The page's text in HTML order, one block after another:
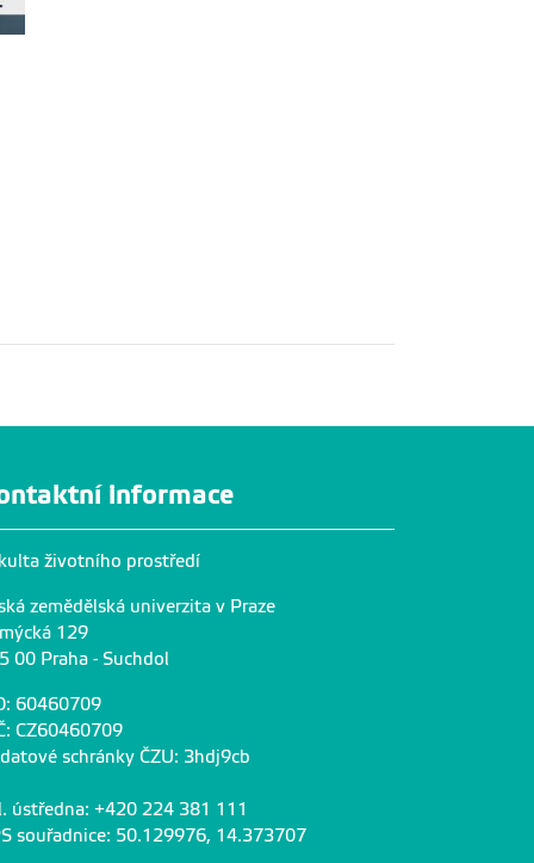
informace
životního prostředí
zemědělská univerzita v Praze
129
00 Praha - Suchdol
60460709
CZ60460709
schránky ČZU: 3hdj9cb
ústředna: +420 224 381 111
souřadnice: 50.129976, 14.373707